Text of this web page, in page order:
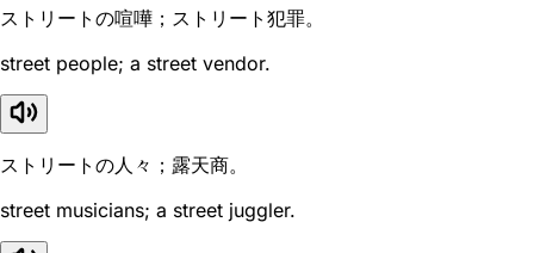
ストリートの喧嘩；ストリート犯罪。
street people; a street vendor.
ストリートの人々；露天商。
street musicians; a street juggler.